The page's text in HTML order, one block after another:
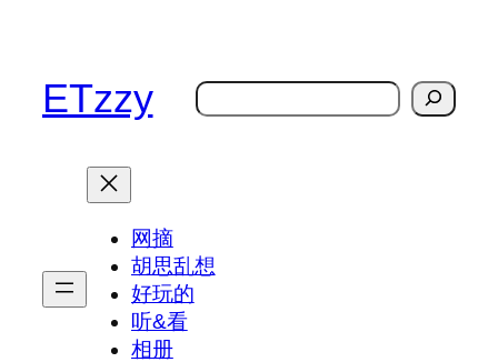
ETzzy
搜
网摘
胡思乱想
好玩的
听&看
相册